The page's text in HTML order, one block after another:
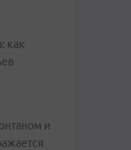
как
и